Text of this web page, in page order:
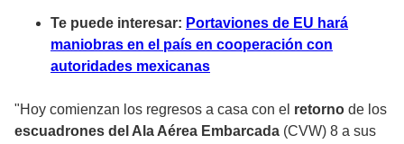
Te puede interesar: Portaviones de EU hará
maniobras en el país en cooperación con
autoridades mexicanas
"Hoy comienzan los regresos a casa con el retorno de los
escuadrones del Ala Aérea Embarcada (CVW) 8 a sus